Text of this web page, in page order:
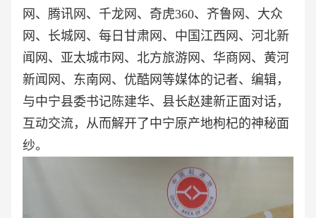
网、腾讯网、千龙网、奇虎360、齐鲁网、大众
网、长城网、每日甘肃网、中国江西网、河北新
闻网、亚太城市网、北方旅游网、华商网、黄河
新闻网、东南网、优酷网等媒体的记者、编辑，
与中宁县委书记陈建华、县长赵建新正面对话，
互动交流，从而解开了中宁原产地枸杞的神秘面
纱。